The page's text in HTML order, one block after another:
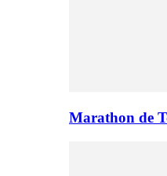
Marathon de